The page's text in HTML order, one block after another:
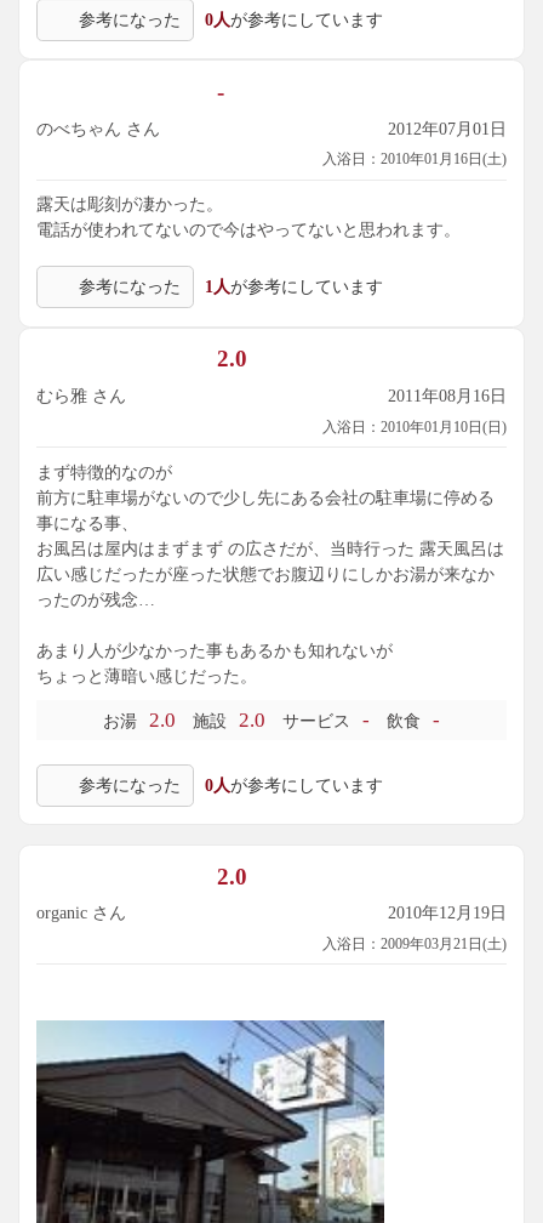
参考になった 0人が参考にしています
-
のべちゃん さん 2012年07月01日
入浴日：2010年01月16日(土)
露天は彫刻が凄かった。
電話が使われてないので今はやってないと思われます。
参考になった 1人が参考にしています
2.0
むら雅 さん 2011年08月16日
入浴日：2010年01月10日(日)
まず特徴的なのが
前方に駐車場がないので少し先にある会社の駐車場に停める
事になる事、
お風呂は屋内はまずまず の広さだが、当時行った 露天風呂は
広い感じだったが座った状態でお腹辺りにしかお湯が来なか
ったのが残念…
あまり人が少なかった事もあるかも知れないが
ちょっと薄暗い感じだった。
お湯 2.0 施設 2.0 サービス - 飲食 -
参考になった 0人が参考にしています
2.0
organic さん 2010年12月19日
入浴日：2009年03月21日(土)